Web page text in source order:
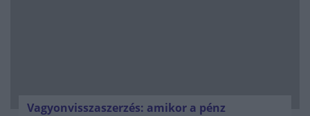
Vagyonvisszaszerzés: amikor a pénz